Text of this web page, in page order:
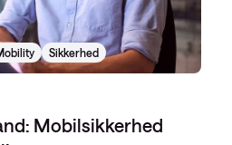
Sikkerhed
Mobilsikkerhed